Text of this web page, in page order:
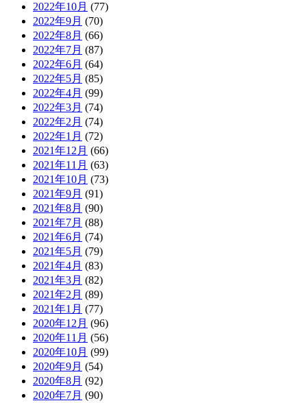
2022年10月 (77)
2022年9月 (70)
2022年8月 (66)
2022年7月 (87)
2022年6月 (64)
2022年5月 (85)
2022年4月 (99)
2022年3月 (74)
2022年2月 (74)
2022年1月 (72)
2021年12月 (66)
2021年11月 (63)
2021年10月 (73)
2021年9月 (91)
2021年8月 (90)
2021年7月 (88)
2021年6月 (74)
2021年5月 (79)
2021年4月 (83)
2021年3月 (82)
2021年2月 (89)
2021年1月 (77)
2020年12月 (96)
2020年11月 (56)
2020年10月 (99)
2020年9月 (54)
2020年8月 (92)
2020年7月 (90)